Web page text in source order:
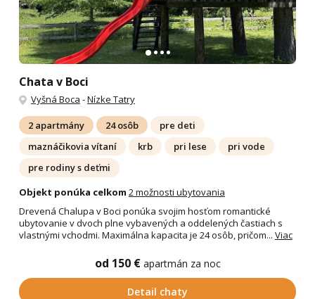
Chata v Boci
Vyšná Boca -Nízke Tatry
2 apartmány 24 osôb
pre deti
maznáčikovia vítaní
krb pri lese
pri vode
pre rodiny s deťmi
Objekt ponúka celkom 2 možnosti ubytovania
Drevená Chalupa v Boci ponúka svojim hosťom romantické
ubytovanie v dvoch plne vybavených a oddelených častiach s
vlastnými vchodmi. Maximálna kapacita je 24 osôb, pričom... Viac
od 150 € apartmán za noc
Detail chaty